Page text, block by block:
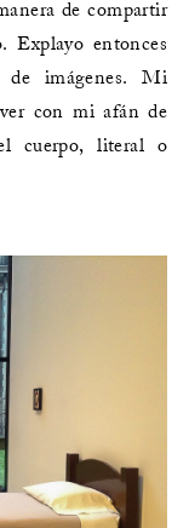
de compartir
Explayo entonces
imágenes. Mi
con mi afán de
cuerpo, literal o